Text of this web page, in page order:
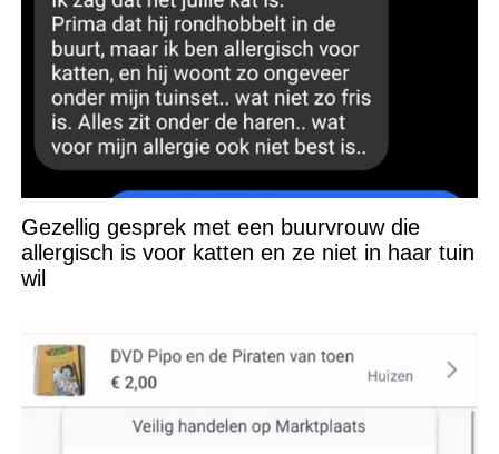
Gezellig gesprek met een buurvrouw die
allergisch is voor katten en ze niet in haar tuin
wil